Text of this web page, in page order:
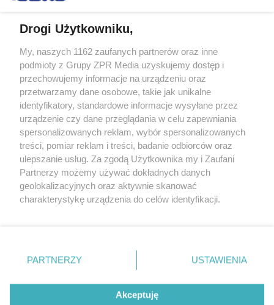
Żaden utwór zamieszczony w serwisie nie może być powielany i
rozpowszechniany lub dalej rozpowszechniany w jakikolwiek sposób (w
tym także elektroniczny lub mechaniczny) na jakimkolwiek polu
eksploatacji w jakiejkolwiek formie, włącznie z umieszczaniem w
Internecie bez pisemnej zgody właściciela praw. Jakiekolwiek użycie lub
wykorzystanie utworów w całości lub w części z naruszeniem prawa,
tzn. bez właściwej zgody, jest zabronione pod groźbą kary i może być
ścigane prawnie.
© 2026 Grupa ZPR Media
Drogi Użytkowniku,
My, naszych 1162 zaufanych partnerów oraz inne
podmioty z Grupy ZPR Media uzyskujemy dostęp i
przechowujemy informacje na urządzeniu oraz
przetwarzamy dane osobowe, takie jak unikalne
identyfikatory, standardowe informacje wysyłane przez
urządzenie czy dane przeglądania w celu zapewniania
spersonalizowanych reklam, wybór spersonalizowanych
treści, pomiar reklam i treści, badanie odbiorców oraz
ulepszanie usług. Za zgodą Użytkownika my i Zaufani
Partnerzy możemy używać dokładnych danych
geolokalizacyjnych oraz aktywnie skanować
charakterystykę urządzenia do celów identyfikacji.
zmienić/wycofać klikając przycisk ustawień prywatności
znajdujący się w lewym dolnym rogu strony
rodzaje przetwarzania danych nie wymagają zgody
użytkownika, ale masz prawo sprzeciwić się takiemu
PARTNERZY USTAWIENIA
Akceptuję